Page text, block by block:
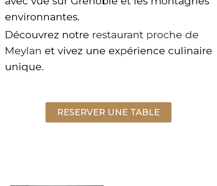
environnantes.
Découvrez notre restaurant proche de
Meylan et vivez une expérience culinaire
unique.
RESERVER UNE TABLE